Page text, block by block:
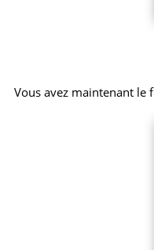
Vous avez maintenant